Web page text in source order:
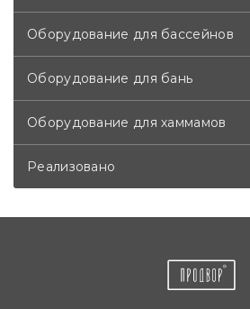
Оборудование для бассейнов
Оборудование для бань
Оборудование для хаммамов
Реализовано